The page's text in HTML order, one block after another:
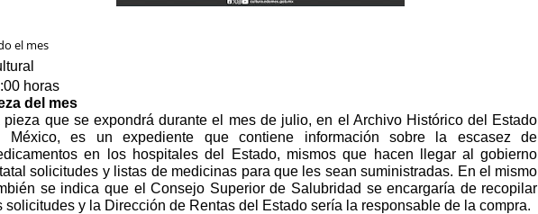
el mes
horas
del mes
pieza que se expondrá durante el mes de julio, en el Archivo Histórico del Estado
México, es un expediente que contiene información sobre la escasez de
en los hospitales del Estado, mismos que hacen llegar al gobierno
solicitudes y listas de medicinas para que les sean suministradas. En el mismo
se indica que el Consejo Superior de Salubridad se encargaría de recopilar
solicitudes y la Dirección de Rentas del Estado sería la responsable de la compra.